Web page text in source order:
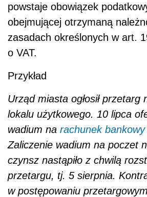
powstaje obowiązek
obejmującej otrzymaną
zasadach określonych w art.
o VAT.
Przykład
Urząd miasta ogłosił przetarg
lokalu użytkowego. 10 lipca
wadium na rachunek bankowy
Zaliczenie wadium na poczet
czynsz nastąpiło z chwilą
przetargu, tj. 5 sierpnia.
w postępowaniu